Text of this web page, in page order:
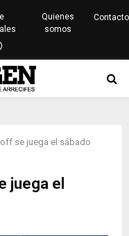
Quienes
somos
Contacto
Whatsapp
se juega el sábado
juega el